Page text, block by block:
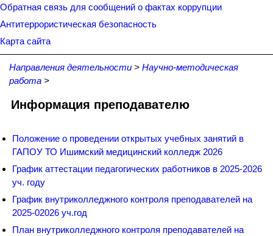
Обратная связь для сообщений о фактах коррупции
Антитеррористическая безопасность
Карта сайта
Направления деятельности > Научно-методическая
работа >
Информация преподавателю
Положение о проведении открытых учебных занятий в
ГАПОУ ТО Ишимский медицинский колледж 2026
График аттестации педагогических работников в 2025-2026
уч. году
График внутриколледжного контроля преподавателей на
2025-02026 уч.год
План внутриколледжного контроля преподавателей на